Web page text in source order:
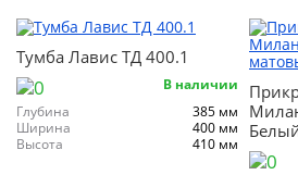
Тумба Лавис ТД 400.1
В наличии
Глубина
385 мм
Ширина
400 мм
Высота
410 мм